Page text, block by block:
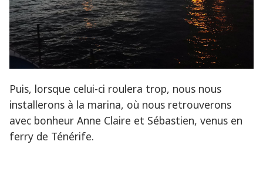
Puis, lorsque celui-ci roulera trop, nous nous
installerons à la marina, où nous retrouverons
avec bonheur Anne Claire et Sébastien, venus en
ferry de Ténérife.